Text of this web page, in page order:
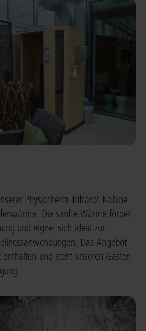
Physiotherm-Infrarot-Kabine
Die sanfte Wärme fördert
und eignet sich ideal zur
Das Angebot
und steht unseren Gästen